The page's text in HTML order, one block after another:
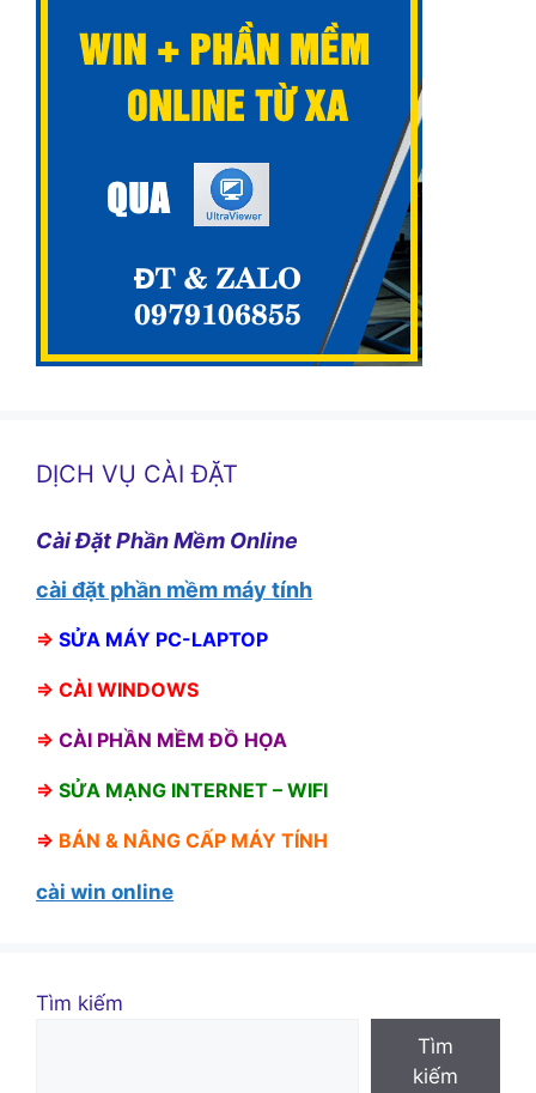
DỊCH VỤ CÀI ĐẶT
Cài Đặt Phần Mềm Online
cài đặt phần mềm máy tính
⇒ SỬA MÁY PC-LAPTOP
⇒ CÀI WINDOWS
⇒ CÀI PHẦN MỀM ĐỒ HỌA
⇒ SỬA MẠNG INTERNET – WIFI
⇒ BÁN & NÂNG CẤP MÁY TÍNH
cài win online
Tìm kiếm
Tìm
kiếm